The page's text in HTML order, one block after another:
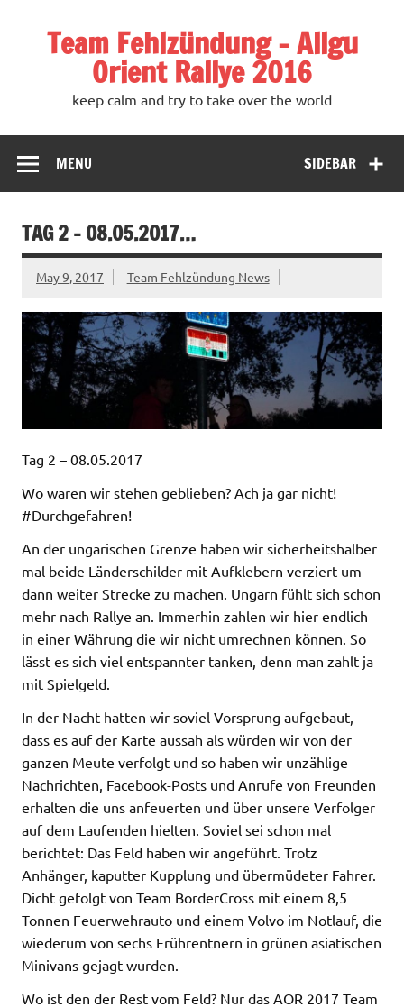
Team Fehlzündung – Allgu
Orient Rallye 2016
keep calm and try to take over the world
SIDEBAR
MENU
TAG 2 – 08.05.2017…
May 9, 2017 Team Fehlzündung News
Tag 2 – 08.05.2017
Wo waren wir stehen geblieben? Ach ja gar nicht!
#Durchgefahren!
An der ungarischen Grenze haben wir sicherheitshalber
mal beide Länderschilder mit Aufklebern verziert um
dann weiter Strecke zu machen. Ungarn fühlt sich schon
mehr nach Rallye an. Immerhin zahlen wir hier endlich
in einer Währung die wir nicht umrechnen können. So
lässt es sich viel entspannter tanken, denn man zahlt ja
mit Spielgeld.
In der Nacht hatten wir soviel Vorsprung aufgebaut,
dass es auf der Karte aussah als würden wir von der
ganzen Meute verfolgt und so haben wir unzählige
Nachrichten, Facebook-Posts und Anrufe von Freunden
erhalten die uns anfeuerten und über unsere Verfolger
auf dem Laufenden hielten. Soviel sei schon mal
berichtet: Das Feld haben wir angeführt. Trotz
Anhänger, kaputter Kupplung und übermüdeter Fahrer.
Dicht gefolgt von Team BorderCross mit einem 8,5
Tonnen Feuerwehrauto und einem Volvo im Notlauf, die
wiederum von sechs Frührentnern in grünen asiatischen
Minivans gejagt wurden.
Wo ist den der Rest vom Feld? Nur das AOR 2017 Team